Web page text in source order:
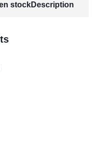
stockDescription